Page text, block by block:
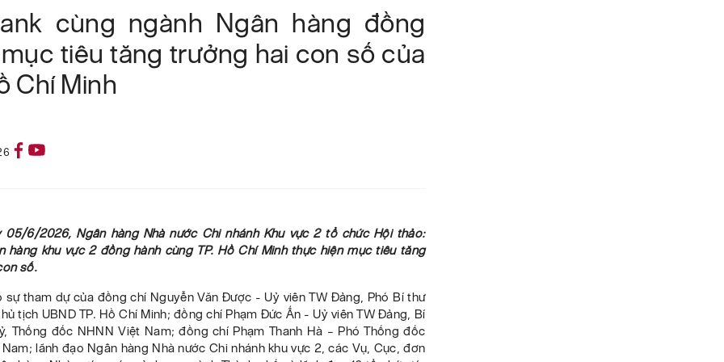
cùng ngành Ngân hàng đồng
tiêu tăng trưởng hai con số của
Chí Minh
05/6/2026, Ngân hàng Nhà nước Chi nhánh Khu vực 2 tổ chức Hội thảo:
hàng khu vực 2 đồng hành cùng TP. Hồ Chí Minh thực hiện mục tiêu tăng
số.
sự tham dự của đồng chí Nguyễn Văn Được - Uỷ viên TW Đảng, Phó Bí thư
tịch UBND TP. Hồ Chí Minh; đồng chí Phạm Đức Ấn - Uỷ viên TW Đảng, Bí
Thống đốc NHNN Việt Nam; đồng chí Phạm Thanh Hà – Phó Thống đốc
lãnh đạo Ngân hàng Nhà nước Chi nhánh khu vực 2, các Vụ, Cục, đơn